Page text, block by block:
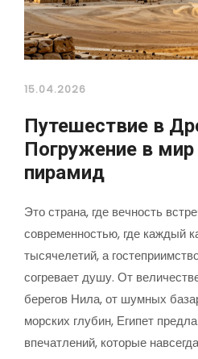
15.04.2026
Путешествие в
Погружение в
пирамид
Это страна, где вечность
современностью, где каждый
тысячелетий, а
согревает душу. От
берегов Нила, от шумных
морских глубин, Египет
впечатлений, которые